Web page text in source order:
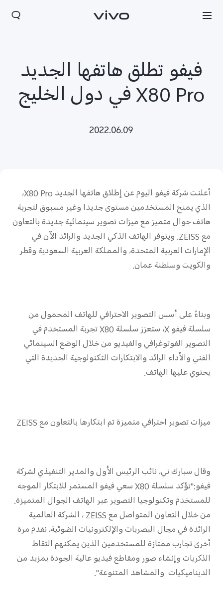
UAE(AR) | حدد البلد/المنطقة
فيفو تطلق هاتفها الجديد
X80 Pro في دول الخليج
2022.06.09
أعلنت شركة فيفو اليوم عن إطلاق هاتفها الجديد X80 Pro،
الذي يمنح المستخدمين مستوى جديدا وغير مسبوق لتجربة
هاتف جوال متميز مع ميزات تصوير سينمائية جديدة بالتعاون
مع ZEISS. ويتوفر الهاتف الذكي الجديد والرائد الآن في
الإمارات العربية المتحدة، والمملكة العربية السعودية وقطر
والكويت وسلطنة عمان.
وبناءً على أسس التصوير الاحترافي للهاتف المحمول من
سلسلة فيفو X، ستعزز سلسلة X80 تجربة المستخدم في
التصوير الفوتوغرافي والفيديو من خلال الوضع السينمائي
الفني والأداء الرائد والابتكارات التكنولوجية الجديدة التي
يحتوي عليها الهاتف.
ميزات تصوير احترافي متميزة تم ابتكارها بالتعاون مع ZEISS
وقال سبارك ني، نائب الرئيس الأول والمدير التنفيذي لشركة
فيفو:"تؤكد سلسلة X80 سعي فيفو المستمر للابتكار الموجه
للمستخدم وتكنولوجيا التصوير عبر الهاتف الجوال المتميزة.
من خلال التعاون المتواصل مع ZEISS ، الشركة العالمية
الرائدة في مجال البصريات والإلكترونيات الضوئية، نقدم مرة
أخرى تجارب ممتازة للمستخدمين الذين يمكنهم التقاط
الذكريات وإنشاء صور ومقاطع فيديو عالية الجودة بمزيد من
الديناميكيات والمشاهد المتنوعة".